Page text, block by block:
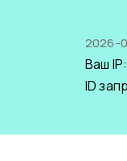
2026-
Ваш IP:
ID